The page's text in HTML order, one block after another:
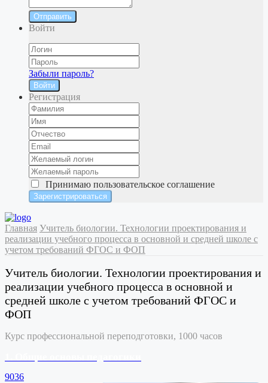
Отправить
Войти
Забыли пароль?
Войти
Регистрация
Принимаю пользовательское соглашение
Главная Учитель биологии. Технологии проектирования и
реализации учебного процесса в основной и средней школе с
учетом требований ФГОС и ФОП
Учитель биологии. Технологии проектирования и
реализации учебного процесса в основной и
средней школе с учетом требований ФГОС и
ФОП
Курс профессиональной переподготовки, 1000 часов
9036